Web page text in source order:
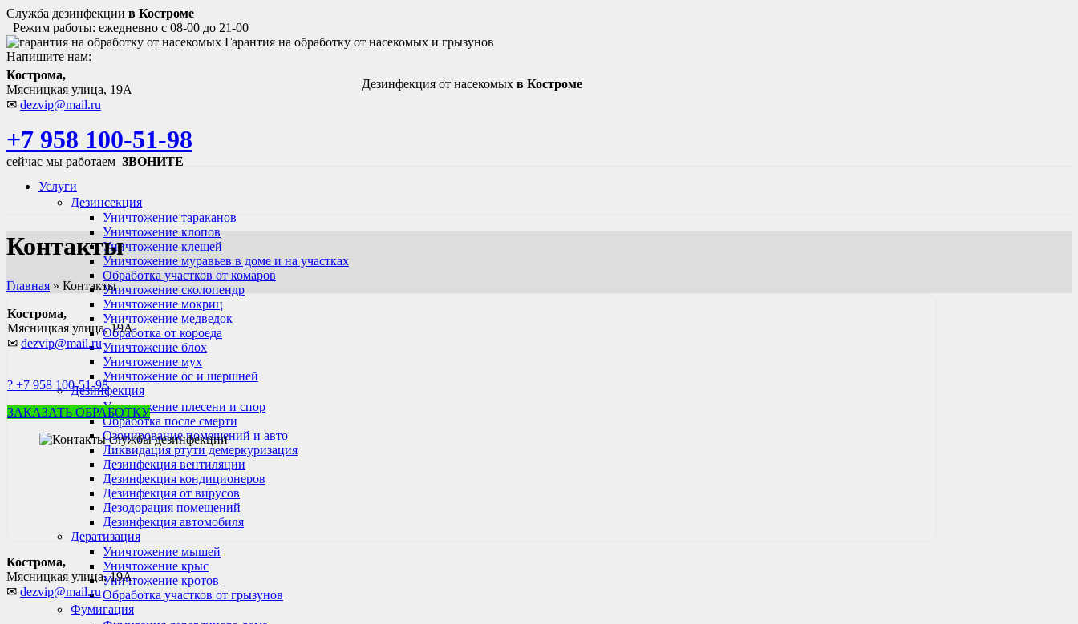
Служба дезинфекции в Костроме
Режим работы: ежедневно с 08-00 до 21-00
Гарантия на обработку от насекомых и грызунов
Напишите нам:
Дезинфекция от насекомых в Костроме
Кострома,
Мясницкая улица, 19А
✉ dezvip@mail.ru
+7 958 100-51-98
сейчас мы работаем ЗВОНИТЕ
Услуги
Дезинсекция
Уничтожение тараканов
Уничтожение клопов
Уничтожение клещей
Уничтожение муравьев в доме и на участках
Обработка участков от комаров
Уничтожение сколопендр
Уничтожение мокриц
Уничтожение медведок
Обработка от короеда
Уничтожение блох
Уничтожение мух
Уничтожение ос и шершней
Дезинфекция
Уничтожение плесени и спор
Обработка после смерти
Озонирование помещений и авто
Ликвидация ртути демеркуризация
Дезинфекция вентиляции
Дезинфекция кондиционеров
Дезинфекция от вирусов
Дезодорация помещений
Дезинфекция автомобиля
Дератизация
Уничтожение мышей
Уничтожение крыс
Уничтожение кротов
Обработка участков от грызунов
Фумигация
Контакты
Главная » Контакты
Кострома,
Мясницкая улица, 19А
✉ dezvip@mail.ru
? +7 958 100-51-98
ЗАКАЗАТЬ ОБРАБОТКУ
Кострома,
Мясницкая улица, 19А
✉ dezvip@mail.ru